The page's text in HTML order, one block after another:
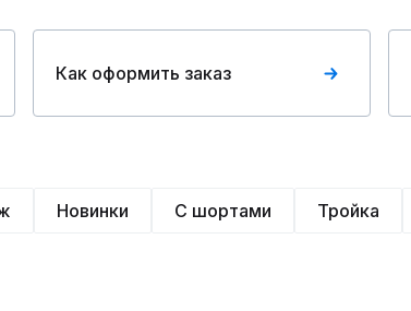
Как оформить заказ
Новинки С шортами Тройка